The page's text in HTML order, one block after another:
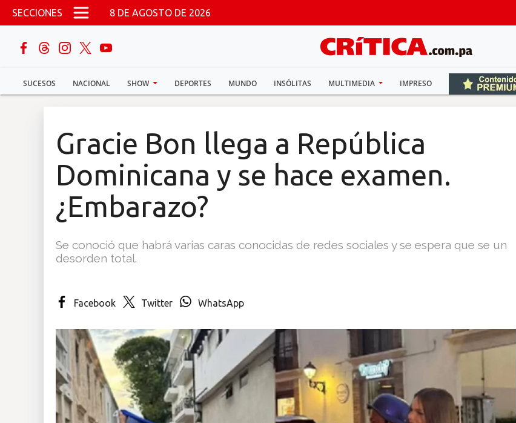
Pasar al contenido principal
SECCIONES 8 DE AGOSTO DE 2026
SUCESOS NACIONAL SHOW DEPORTES MUNDO INSÓLITAS MULTIMEDIA IMPRESO
buscar
Sucesos
Multimedia
Gracie Bon llega a República
Dominicana y se hace examen.
¿Embarazo?
Se conoció que habrá varias caras conocidas de redes sociales y se espera que se un
desorden total.
Facebook Twitter WhatsApp